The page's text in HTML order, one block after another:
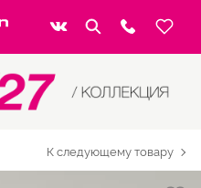
К следующему товару